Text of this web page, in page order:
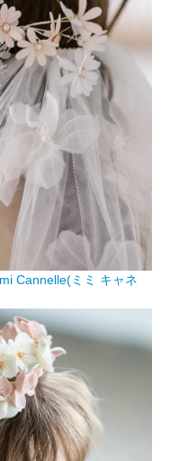
Cannelle(ミミ キャネ